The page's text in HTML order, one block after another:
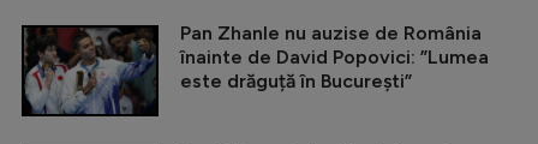
Pan Zhanle nu auzise de România
înainte de David Popovici: ”Lumea
este drăguță în București”